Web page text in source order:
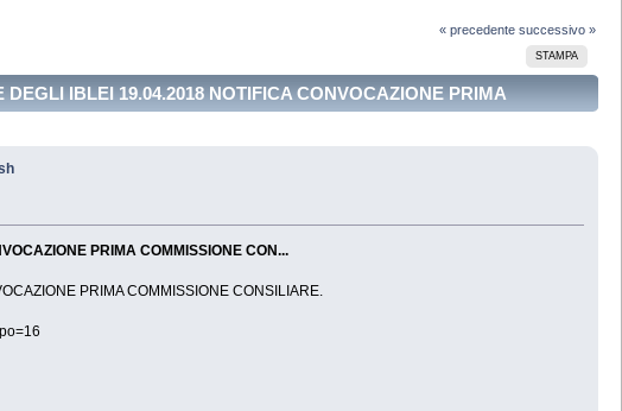
« precedente successivo »
STAMPA
IBLEI 19.04.2018 NOTIFICA CONVOCAZIONE PRIMA
PRIMA COMMISSIONE CON...
PRIMA COMMISSIONE CONSILIARE.